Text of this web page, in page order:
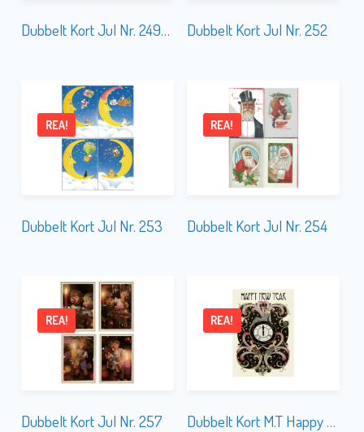
Dubbelt Kort Jul Nr. 249-3 SPANSK TEXT Dubbelt Kort Jul Nr. 252
Dubbelt Kort Jul Nr. 253
REA!
Dubbelt Kort Jul Nr. 254
REA!
Dubbelt Kort Jul Nr. 257
REA!
Dubbelt Kort M.T Happy New Year WT029 Glitter
REA!